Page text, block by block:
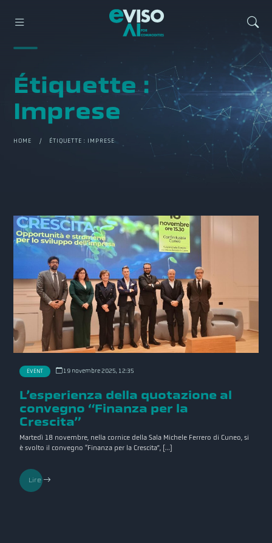
Étiquette :
Imprese
HOME / ÉTIQUETTE : IMPRESE
EVENT 19 novembre 2025, 12:35
L’esperienza della quotazione al
convegno “Finanza per la
Crescita”
Martedì 18 novembre, nella cornice della Sala Michele Ferrero di Cuneo, si
è svolto il convegno “Finanza per la Crescita”, […]
Lire